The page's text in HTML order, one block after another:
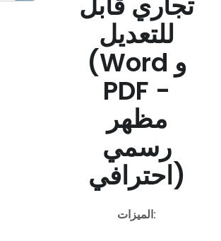
للتعديل
(Word و
PDF -
مظهر
رسمي
احترافي)
الميزات: